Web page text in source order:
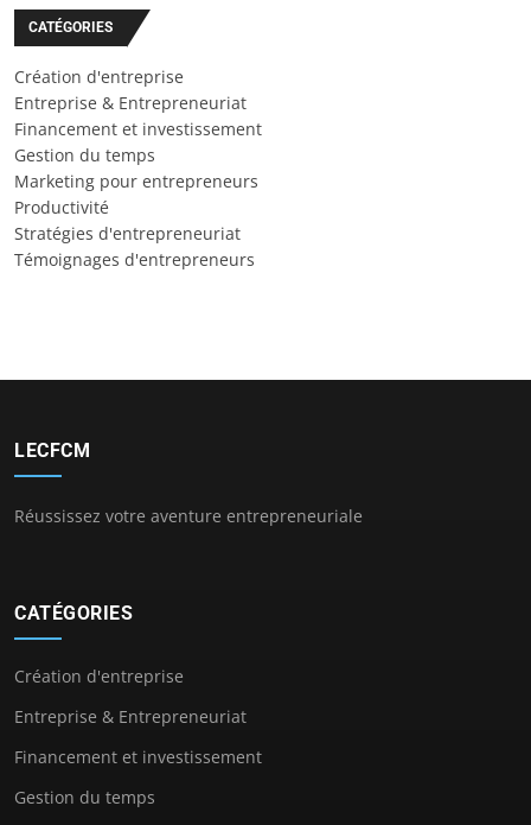
CATÉGORIES
Création d'entreprise
Entreprise & Entrepreneuriat
Financement et investissement
Gestion du temps
Marketing pour entrepreneurs
Productivité
Stratégies d'entrepreneuriat
Témoignages d'entrepreneurs
LECFCM
Réussissez votre aventure entrepreneuriale
CATÉGORIES
Création d'entreprise
Entreprise & Entrepreneuriat
Financement et investissement
Gestion du temps